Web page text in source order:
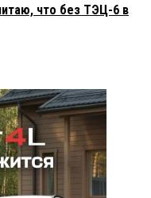
что без ТЭЦ-6 в